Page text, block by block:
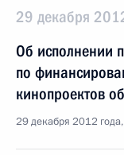
29 декабря
Об исполнении
по
кинопроектов
29 декабря 2012